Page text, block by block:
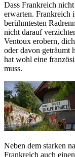
Dass Frankreich
erwarten. Frankreich
berühmtesten
nicht darauf
Ventoux erobern,
oder davon geträumt
hat wohl eine
muss.
Neben dem starken
Frankreich auch